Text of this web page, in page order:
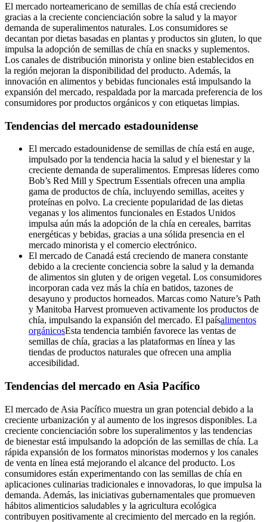
El mercado norteamericano de semillas de chía está creciendo
gracias a la creciente concienciación sobre la salud y la mayor
demanda de superalimentos naturales. Los consumidores se
decantan por dietas basadas en plantas y productos sin gluten, lo que
impulsa la adopción de semillas de chía en snacks y suplementos.
Los canales de distribución minorista y online bien establecidos en
la región mejoran la disponibilidad del producto. Además, la
innovación en alimentos y bebidas funcionales está impulsando la
expansión del mercado, respaldada por la marcada preferencia de los
consumidores por productos orgánicos y con etiquetas limpias.
Tendencias del mercado estadounidense
El mercado estadounidense de semillas de chía está en auge,
impulsado por la tendencia hacia la salud y el bienestar y la
creciente demanda de superalimentos. Empresas líderes como
Bob’s Red Mill y Spectrum Essentials ofrecen una amplia
gama de productos de chía, incluyendo semillas, aceites y
proteínas en polvo. La creciente popularidad de las dietas
veganas y los alimentos funcionales en Estados Unidos
impulsa aún más la adopción de la chía en cereales, barritas
energéticas y bebidas, gracias a una sólida presencia en el
mercado minorista y el comercio electrónico.
El mercado de Canadá está creciendo de manera constante
debido a la creciente conciencia sobre la salud y la demanda
de alimentos sin gluten y de origen vegetal. Los consumidores
incorporan cada vez más la chía en batidos, tazones de
desayuno y productos horneados. Marcas como Nature’s Path
y Manitoba Harvest promueven activamente los productos de
chía, impulsando la expansión del mercado. El paísalimentos
orgánicosEsta tendencia también favorece las ventas de
semillas de chía, gracias a las plataformas en línea y las
tiendas de productos naturales que ofrecen una amplia
accesibilidad.
Tendencias del mercado en Asia Pacífico
El mercado de Asia Pacífico muestra un gran potencial debido a la
creciente urbanización y al aumento de los ingresos disponibles. La
creciente concienciación sobre los superalimentos y las tendencias
de bienestar está impulsando la adopción de las semillas de chía. La
rápida expansión de los formatos minoristas modernos y los canales
de venta en línea está mejorando el alcance del producto. Los
consumidores están experimentando con las semillas de chía en
aplicaciones culinarias tradicionales e innovadoras, lo que impulsa la
demanda. Además, las iniciativas gubernamentales que promueven
hábitos alimenticios saludables y la agricultura ecológica
contribuyen positivamente al crecimiento del mercado en la región.